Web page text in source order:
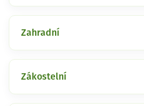
Zahradní
Zákostelní